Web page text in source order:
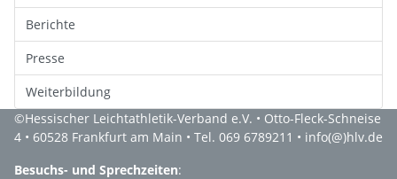
Berichte
Presse
Weiterbildung
©Hessischer Leichtathletik-Verband e.V. • Otto-Fleck-Schneise
4 • 60528 Frankfurt am Main • Tel. 069 6789211 • info(@)hlv.de
Besuchs- und Sprechzeiten: